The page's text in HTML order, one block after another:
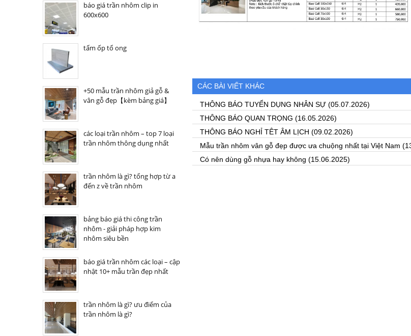
CÁC BÀI VIẾT KHÁC
THÔNG BÁO TUYỂN DỤNG NHÂN SỰ (05.07.2026)
THÔNG BÁO QUAN TRỌNG (16.05.2026)
THÔNG BÁO NGHỈ TÊT ÂM LỊCH (09.02.2026)
Mẫu trần nhôm vân gỗ đẹp được ưa chuộng nhất tại Việt Nam
Có nên dùng gỗ nhựa hay không (15.06.2025)
báo giá trần nhôm clip in
600x600
tấm ốp tổ ong
+50 mẫu trần nhôm giả gỗ &
vân gỗ đẹp【kèm bảng giá】
các loại trần nhôm – top 7 loại
trần nhôm thông dụng nhất
trần nhôm là gì? tổng hợp từ a
đến z về trần nhôm
bảng báo giá thi công trần
nhôm - giải pháp hợp kim
nhôm siêu bền
báo giá trần nhôm các loại – cập
nhật 10+ mẫu trần đẹp nhất
trần nhôm là gì? ưu điểm của
trần nhôm là gì?